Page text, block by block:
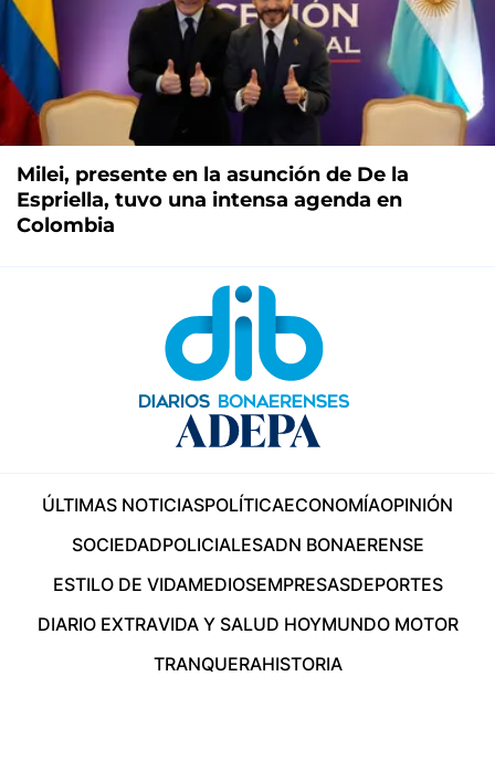
Milei, presente en la asunción de De la
Espriella, tuvo una intensa agenda en
Colombia
ÚLTIMAS NOTICIASPOLÍTICAECONOMÍAOPINIÓN
SOCIEDADPOLICIALESADN BONAERENSE
ESTILO DE VIDAMEDIOSEMPRESASDEPORTES
DIARIO EXTRAVIDA Y SALUD HOYMUNDO MOTOR
TRANQUERAHISTORIA